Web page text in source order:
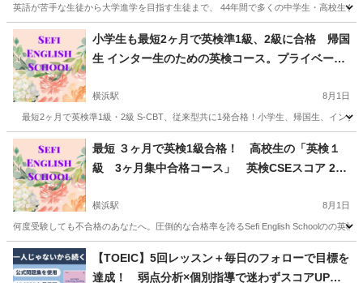
円から／60分無料体験あり（残り2名）
英語が苦手な生徒から大学進学を目指す生徒まで、 44年間で多くの中学生・高校生
神奈川 足柄上郡 英語/基礎英語 英語教師
小学生も最短2ヶ月で英検準1級、2級に合格 帰国
生 インター生のための英検コース。プライベート
横浜駅 8月1日
最短2ヶ月で英検準1級・2級 S-CBT、従来型共に1発合格！小学生、帰国生、インタ
神奈川 横浜市 横浜駅 英会話 短期
最短 ３ヶ月で英検1級合格！ 高校生の「英検１
級 3ヶ月集中合格コース」 英検CSEスコア 250
京 オンライン
横浜駅 8月1日
何度受験しても不合格のあなたへ。圧倒的な合格率を誇るSefi English Schoolのの英
神奈川 横浜市 英検
【TOEIC】5回レッスン＋毎日のフォローで目標を
達成！ 弱点分析×個別指導で迷わずスコアUP！3